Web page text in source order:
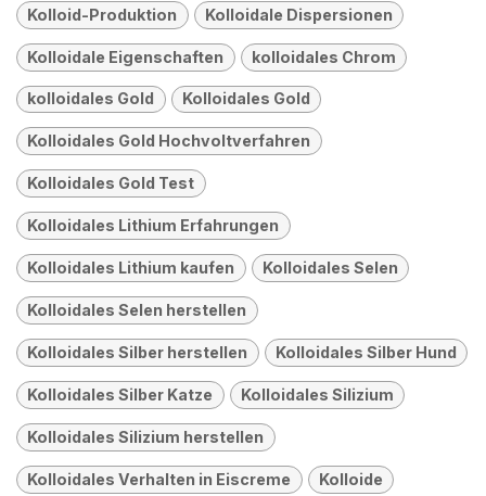
Kolloid-Produktion Kolloidale Dispersionen
Kolloidale Eigenschaften kolloidales Chrom
kolloidales Gold Kolloidales Gold
Kolloidales Gold Hochvoltverfahren
Kolloidales Gold Test
Kolloidales Lithium Erfahrungen
Kolloidales Lithium kaufen Kolloidales Selen
Kolloidales Selen herstellen
Kolloidales Silber herstellen Kolloidales Silber Hund
Kolloidales Silber Katze Kolloidales Silizium
Kolloidales Silizium herstellen
Kolloidales Verhalten in Eiscreme Kolloide